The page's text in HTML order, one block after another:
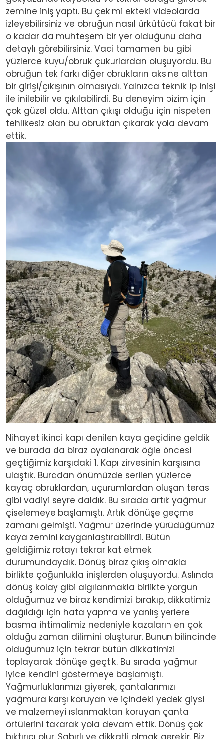
zemine iniş yaptı. Bu çekimi ekteki videolarda
izleyebilirsiniz ve obruğun nasıl ürkütücü fakat bir
o kadar da muhteşem bir yer olduğunu daha
detaylı görebilirsiniz. Vadi tamamen bu gibi
yüzlerce kuyu/obruk çukurlardan oluşuyordu. Bu
obruğun tek farkı diğer obrukların aksine alttan
bir girişi/çıkışının olmasıydı. Yalnızca teknik ip inişi
ile inilebilir ve çıkılabilirdi. Bu deneyim bizim için
çok güzel oldu. Alttan çıkışı olduğu için nispeten
tehlikesiz olan bu obruktan çıkarak yola devam
ettik.
Nihayet ikinci kapı denilen kaya geçidine geldik
ve burada da biraz oyalanarak öğle öncesi
geçtiğimiz karşıdaki 1. Kapı zirvesinin karşısına
ulaştık. Buradan önümüzde serilen yüzlerce
kayaç obruklardan, uçurumlardan oluşan teras
gibi vadiyi seyre daldık. Bu sırada artık yağmur
çiselemeye başlamıştı. Artık dönüşe geçme
zamanı gelmişti. Yağmur üzerinde yürüdüğümüz
kaya zemini kayganlaştırabilirdi. Bütün
geldiğimiz rotayı tekrar kat etmek
durumundaydık. Dönüş biraz çıkış olmakla
birlikte çoğunlukla inişlerden oluşuyordu. Aslında
dönüş kolay gibi algılanmakla birlikte yorgun
olduğumuz ve biraz kendimizi bırakıp, dikkatimiz
dağıldığı için hata yapma ve yanlış yerlere
basma ihtimalimiz nedeniyle kazaların en çok
olduğu zaman dilimini oluşturur. Bunun bilincinde
olduğumuz için tekrar bütün dikkatimizi
toplayarak dönüşe geçtik. Bu sırada yağmur
iyice kendini göstermeye başlamıştı.
Yağmurluklarımızı giyerek, çantalarımızı
yağmura karşı koruyan ve içindeki yedek giysi
ve malzemeyi ıslanmaktan koruyan çanta
örtülerini takarak yola devam ettik. Dönüş çok
bıktırıcı olur. Sabırlı ve dikkatli olmak gerekir. Biz